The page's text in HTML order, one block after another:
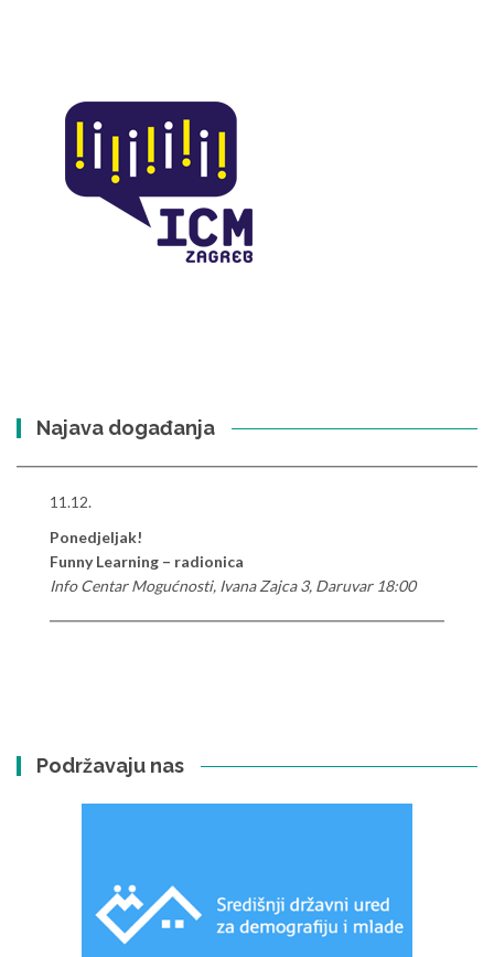
Najava događanja
11.12.
Ponedjeljak!
Funny Learning – radionica
Info Centar Mogućnosti, Ivana Zajca 3, Daruvar 18:00
Podržavaju nas